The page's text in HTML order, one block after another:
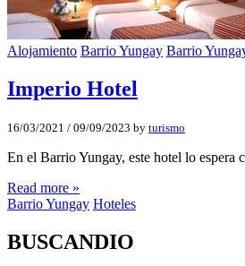
Alojamiento Barrio Yungay Barrio
Imperio Hotel
16/03/2021 / 09/09/2023 by turismo
En el Barrio Yungay, este hotel lo
Read more »
Barrio Yungay Hoteles
BUSCANDIO